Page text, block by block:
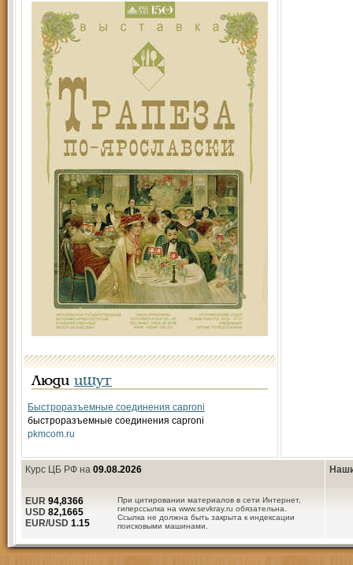
Люди ищут
Быстроразъемные соединения caproni
быстроразъемные соединения caproni
pkmcom.ru
Курс ЦБ РФ на 09.08.2026
При цитировании материалов в сети Интернет,
гиперссылка на www.sevkray.ru обязательна.
Ссылка не должна быть закрыта к индексации
поисковыми машинами.
EUR 94,8366
USD 82,1665
EUR/USD 1.15